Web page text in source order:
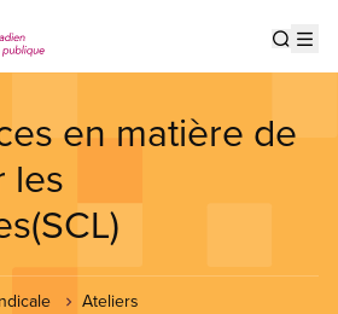
en matière de
les
Ateliers